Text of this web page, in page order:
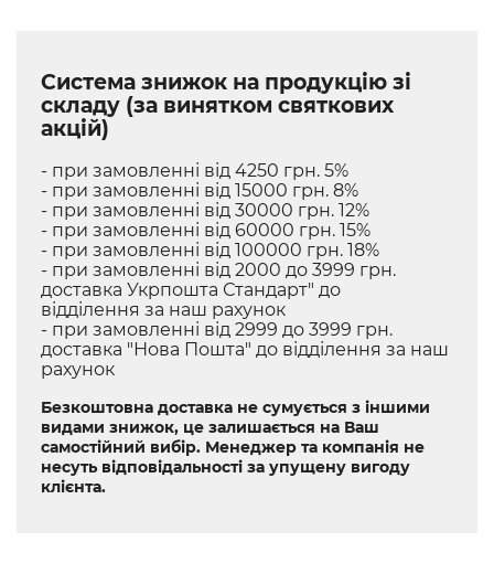
Система знижок на продукцію зі
складу (за винятком святкових
акцій)
- при замовленні від 4250 грн. 5%
- при замовленні від 15000 грн. 8%
- при замовленні від 30000 грн. 12%
- при замовленні від 60000 грн. 15%
- при замовленні від 100000 грн. 18%
- при замовленні від 2000 до 3999 грн.
доставка Укрпошта Стандарт" до
відділення за наш рахунок
- при замовленні від 2999 до 3999 грн.
доставка "Нова Пошта" до відділення за наш
рахунок
Безкоштовна доставка не сумується з іншими
видами знижок, це залишається на Ваш
самостійний вибір. Менеджер та компанія не
несуть відповідальності за упущену вигоду
клієнта.